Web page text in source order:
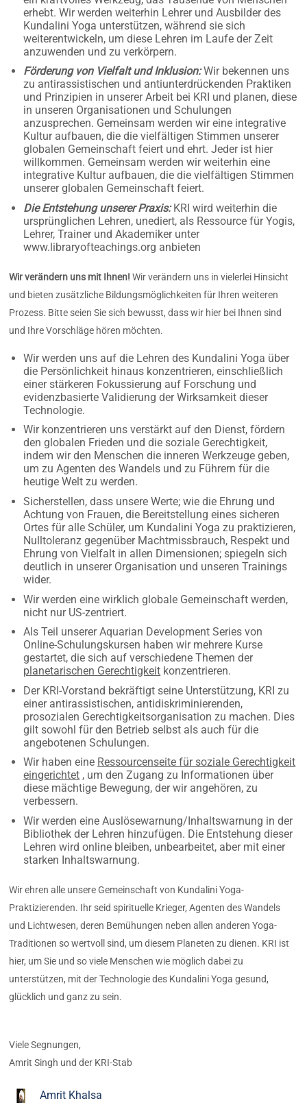
erhebt. Wir werden weiterhin Lehrer und Ausbilder des
Kundalini Yoga unterstützen, während sie sich
weiterentwickeln, um diese Lehren im Laufe der Zeit
anzuwenden und zu verkörpern.
Förderung von Vielfalt und Inklusion:Wir bekennen uns
zu antirassistischen und antiunterdrückenden Praktiken
und Prinzipien in unserer Arbeit bei KRI und planen, diese
in unseren Organisationen und Schulungen
anzusprechen. Gemeinsam werden wir eine integrative
Kultur aufbauen, die die vielfältigen Stimmen unserer
globalen Gemeinschaft feiert und ehrt. Jeder ist hier
willkommen. Gemeinsam werden wir weiterhin eine
integrative Kultur aufbauen, die die vielfältigen Stimmen
unserer globalen Gemeinschaft feiert.
Die Entstehung unserer Praxis:KRI wird weiterhin die
ursprünglichen Lehren, unediert, als Ressource für Yogis,
Lehrer, Trainer und Akademiker unter
www.libraryofteachings.org anbieten
Wir verändern uns mit Ihnen!Wir verändern uns in vielerlei Hinsicht
und bieten zusätzliche Bildungsmöglichkeiten für Ihren weiteren
Prozess. Bitte seien Sie sich bewusst, dass wir hier bei Ihnen sind
und Ihre Vorschläge hören möchten.
Wir werden uns auf die Lehren des Kundalini Yoga über
die Persönlichkeit hinaus konzentrieren, einschließlich
einer stärkeren Fokussierung auf Forschung und
evidenzbasierte Validierung der Wirksamkeit dieser
Technologie.
Wir konzentrieren uns verstärkt auf den Dienst, fördern
den globalen Frieden und die soziale Gerechtigkeit,
indem wir den Menschen die inneren Werkzeuge geben,
um zu Agenten des Wandels und zu Führern für die
heutige Welt zu werden.
Sicherstellen, dass unsere Werte; wie die Ehrung und
Achtung von Frauen, die Bereitstellung eines sicheren
Ortes für alle Schüler, um Kundalini Yoga zu praktizieren,
Nulltoleranz gegenüber Machtmissbrauch, Respekt und
Ehrung von Vielfalt in allen Dimensionen; spiegeln sich
deutlich in unserer Organisation und unseren Trainings
wider.
Wir werden eine wirklich globale Gemeinschaft werden,
nicht nur US-zentriert.
Als Teil unserer Aquarian Development Series von
Online-Schulungskursen haben wir mehrere Kurse
gestartet, die sich auf verschiedene Themen der
planetarischen Gerechtigkeit konzentrieren.
Der KRI-Vorstand bekräftigt seine Unterstützung, KRI zu
einer antirassistischen, antidiskriminierenden,
prosozialen Gerechtigkeitsorganisation zu machen. Dies
gilt sowohl für den Betrieb selbst als auch für die
angebotenen Schulungen.
Wir haben eine Ressourcenseite für soziale Gerechtigkeit
eingerichtet , um den Zugang zu Informationen über
diese mächtige Bewegung, der wir angehören, zu
verbessern.
Wir werden eine Auslösewarnung/Inhaltswarnung in der
Bibliothek der Lehren hinzufügen. Die Entstehung dieser
Lehren wird online bleiben, unbearbeitet, aber mit einer
starken Inhaltswarnung.
Wir ehren alle unsere Gemeinschaft von Kundalini Yoga-
Praktizierenden. Ihr seid spirituelle Krieger, Agenten des Wandels
und Lichtwesen, deren Bemühungen neben allen anderen Yoga-
Traditionen so wertvoll sind, um diesem Planeten zu dienen. KRI ist
hier, um Sie und so viele Menschen wie möglich dabei zu
unterstützen, mit der Technologie des Kundalini Yoga gesund,
glücklich und ganz zu sein.
Viele Segnungen,
Amrit Singh und der KRI-Stab
Amrit Khalsa